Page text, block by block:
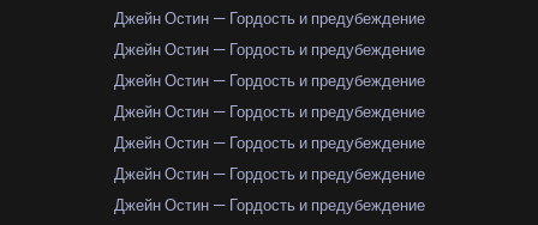
Джейн Остин — Гордость и предубеждение
Джейн Остин — Гордость и предубеждение
Джейн Остин — Гордость и предубеждение
Джейн Остин — Гордость и предубеждение
Джейн Остин — Гордость и предубеждение
Джейн Остин — Гордость и предубеждение
Джейн Остин — Гордость и предубеждение